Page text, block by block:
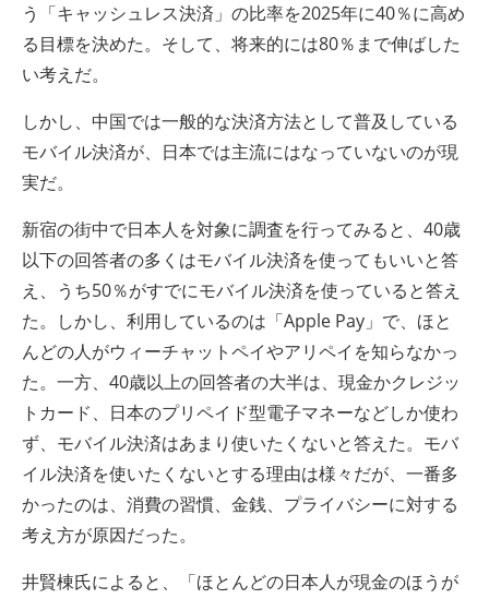
う「キャッシュレス決済」の比率を2025年に40％に高め
る目標を決めた。そして、将来的には80％まで伸ばした
い考えだ。
しかし、中国では一般的な決済方法として普及している
モバイル決済が、日本では主流にはなっていないのが現
実だ。
新宿の街中で日本人を対象に調査を行ってみると、40歳
以下の回答者の多くはモバイル決済を使ってもいいと答
え、うち50％がすでにモバイル決済を使っていると答え
た。しかし、利用しているのは「Apple Pay」で、ほと
んどの人がウィーチャットペイやアリペイを知らなかっ
た。一方、40歳以上の回答者の大半は、現金かクレジッ
トカード、日本のプリペイド型電子マネーなどしか使わ
ず、モバイル決済はあまり使いたくないと答えた。モバ
イル決済を使いたくないとする理由は様々だが、一番多
かったのは、消費の習慣、金銭、プライバシーに対する
考え方が原因だった。
井賢棟氏によると、「ほとんどの日本人が現金のほうが